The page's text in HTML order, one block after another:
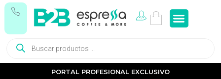
PORTAL PROFESIONAL EXCLUSIVO